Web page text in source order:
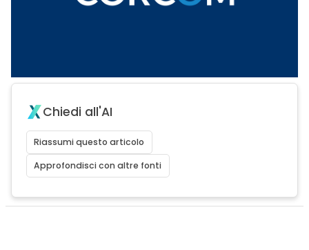
Chiedi all'AI
Riassumi questo articolo
Approfondisci con altre fonti